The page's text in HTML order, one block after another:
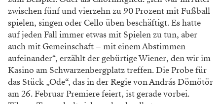
zwischen fünf und vierzehn zu 90 Prozent mit Fußball
spielen, singen oder Cello üben beschäftigt. Es hatte
auf jeden Fall immer etwas mit Spielen zu tun, aber
auch mit Gemeinschaft – mit einem Abstimmen
aufeinander“, erzählt der gebürtige Wiener, den wir im
Kasino am Schwarzenbergplatz treffen. Die Probe für
das Stück „Ode“, das in der Regie von András Dömötör
am 26. Februar Premiere feiert, ist gerade vorbei.